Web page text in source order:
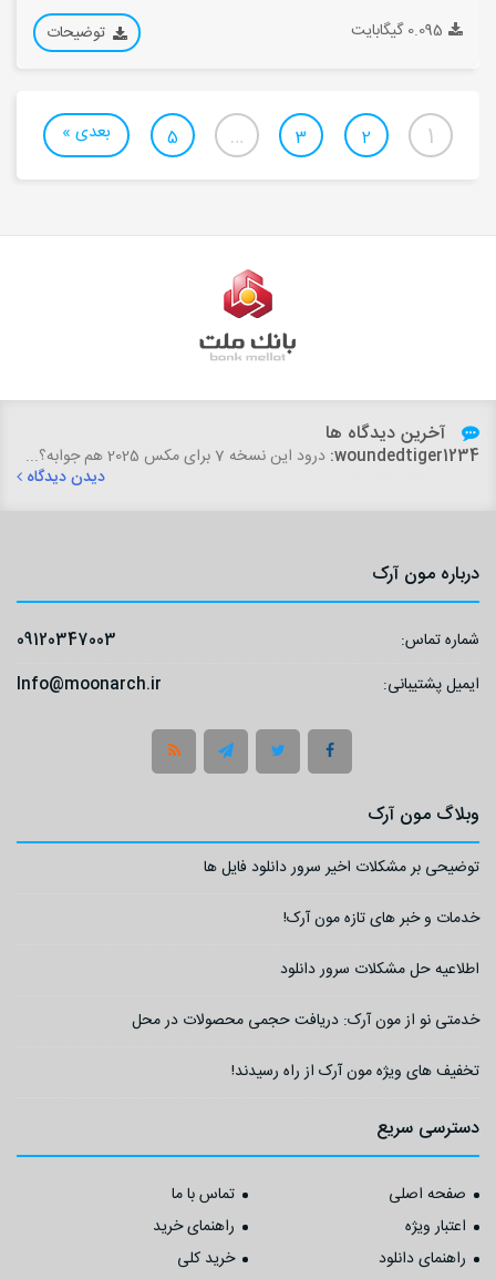
0.095 گیگابایت توضیحات
1
2
3
…
5 بعدی »
آخرین دیدگاه ها
woundedtiger1234: درود این نسخه 7 برای مکس 2025 هم جوابه؟...
دیدن دیدگاه
درباره مون آرک
شماره تماس:
09120347003
ایمیل پشتیبانی:
Info@moonarch.ir
وبلاگ مون آرک
توضیحی بر مشکلات اخیر سرور دانلود فایل ها
خدمات و خبر های تازه مون آرک!
اطلاعیه حل مشکلات سرور دانلود
خدمتی نو از مون آرک: دریافت حجمی محصولات در محل
تخفیف های ویژه مون آرک از راه رسیدند!
دسترسی سریع
صفحه اصلی
تماس با ما
اعتبار ویژه
راهنمای خرید
راهنمای دانلود
خرید کلی